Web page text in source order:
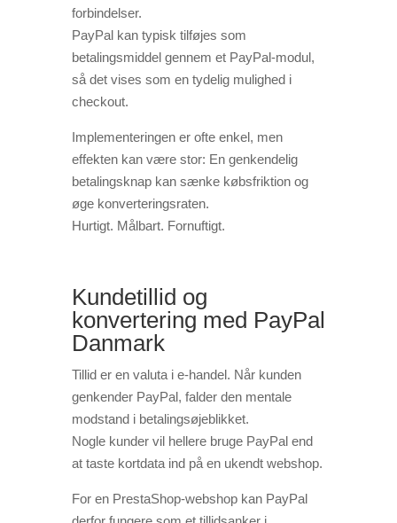
forbindelser.
PayPal kan typisk tilføjes som
betalingsmiddel gennem et PayPal-modul,
så det vises som en tydelig mulighed i
checkout.
Implementeringen er ofte enkel, men
effekten kan være stor: En genkendelig
betalingsknap kan sænke købsfriktion og
øge konverteringsraten.
Hurtigt. Målbart. Fornuftigt.
Kundetillid og
konvertering med PayPal
Danmark
Tillid er en valuta i e-handel. Når kunden
genkender PayPal, falder den mentale
modstand i betalingsøjeblikket.
Nogle kunder vil hellere bruge PayPal end
at taste kortdata ind på en ukendt webshop.
For en PrestaShop-webshop kan PayPal